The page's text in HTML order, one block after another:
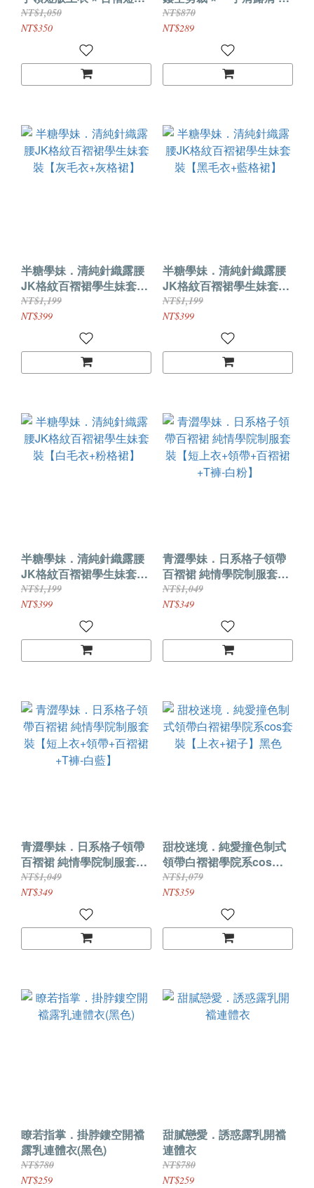
裙・吊襪帶七件式套裝
NT$1,050
NT$350
奶白連身蓬裙兩件組
NT$870
NT$289
半糖學妹．清純針織露腰
JK格紋百褶裙學生妹套裝
【灰毛衣+灰格裙】
NT$1,199
NT$399
半糖學妹．清純針織露腰
JK格紋百褶裙學生妹套裝
【黑毛衣+藍格裙】
NT$1,199
NT$399
半糖學妹．清純針織露腰
JK格紋百褶裙學生妹套裝
【白毛衣+粉格裙】
NT$1,199
NT$399
青澀學妹．日系格子領帶
百褶裙 純情學院制服套裝
【短上衣+領帶+百褶裙+T
褲-白粉】
NT$1,049
NT$349
青澀學妹．日系格子領帶
百褶裙 純情學院制服套裝
【短上衣+領帶+百褶裙+T
褲-白藍】
NT$1,049
NT$349
甜校迷境．純愛撞色制式
領帶白褶裙學院系cos套
裝【上衣+裙子】黑色
NT$1,079
NT$359
瞭若指掌．掛脖鏤空開襠
露乳連體衣(黑色)
NT$780
NT$259
甜膩戀愛．誘惑露乳開襠
連體衣
NT$780
NT$259